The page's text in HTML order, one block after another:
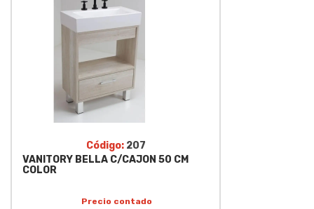
Código: 207
VANITORY BELLA C/CAJON 50 CM
COLOR
Precio contado